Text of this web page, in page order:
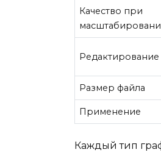
Качество при
Редактирование
Размер файла
Применение
Каждый тип